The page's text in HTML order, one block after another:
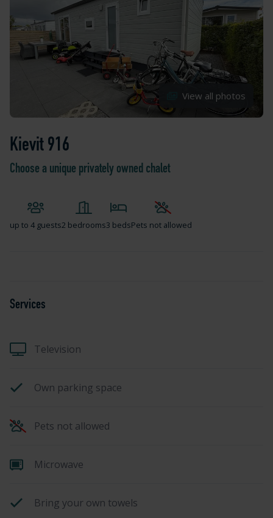
View all photos
Kievit 916
Choose a unique privately owned chalet
up to 4 guests2 bedrooms3 bedsPets not allowed
Services
Television
Own parking space
Pets not allowed
Microwave
Bring your own towels